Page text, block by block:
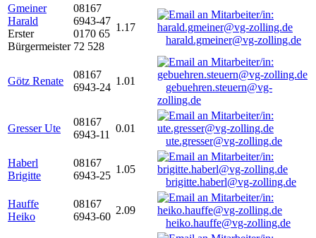
Gmeiner
Harald
Erster
Bürgermeister
08167
6943-47
0170 65
72 528
1.17
harald.gmeiner@vg-zolling.de
Götz Renate
08167
6943-24
1.01
gebuehren.steuern@vg-
zolling.de
Gresser Ute
08167
6943-11
0.01
ute.gresser@vg-zolling.de
Haberl
Brigitte
08167
6943-25
1.05
brigitte.haberl@vg-zolling.de
Hauffe
Heiko
08167
6943-60
2.09
heiko.hauffe@vg-zolling.de